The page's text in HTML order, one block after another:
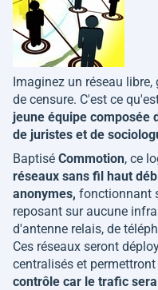
Imaginez un réseau
de censure. C'est ce
jeune équipe composée
de juristes et de
Baptisé Commotion, ce
réseaux sans fil haut
anonymes, fonctionnant
reposant sur aucune
d'antenne relais, de
Ces réseaux seront
centralisés et permettront
contrôle car le trafic